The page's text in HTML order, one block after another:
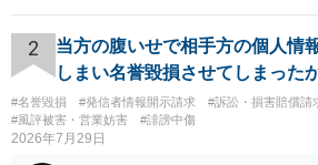
2
当方の腹いせで相手方の個人情
しまい名誉毀損させてしまった
#名誉毀損 #発信者情報開示請求 #訴訟・損害賠償請
#風評被害・営業妨害
#誹謗中傷
2026年7月29日